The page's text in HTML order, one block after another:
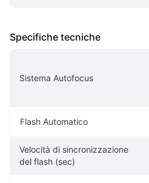
Specifiche tecniche
Sistema Autofocus
Flash Automatico
Velocità di sincronizzazione
del flash (sec)